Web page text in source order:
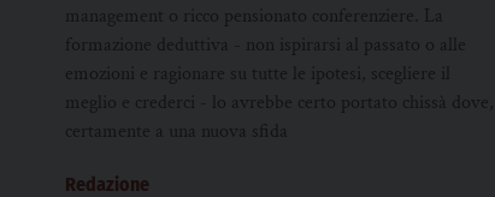
management o ricco pensionato conferenziere. La
formazione deduttiva - non ispirarsi al passato o alle
emozioni e ragionare su tutte le ipotesi, scegliere il
meglio e crederci - lo avrebbe certo portato chissà dove,
certamente a una nuova sfida
Redazione